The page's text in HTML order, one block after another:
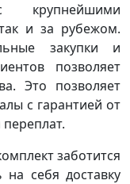
крупнейшими
и за рубежом.
закупки и
позволяет
Это позволяет
с гарантией от
заботится
себя доставку